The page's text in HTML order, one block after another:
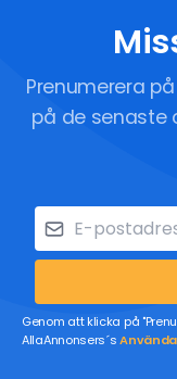
Prenumerera
på de senaste
Genom att klicka på
AllaAnnonsers´s